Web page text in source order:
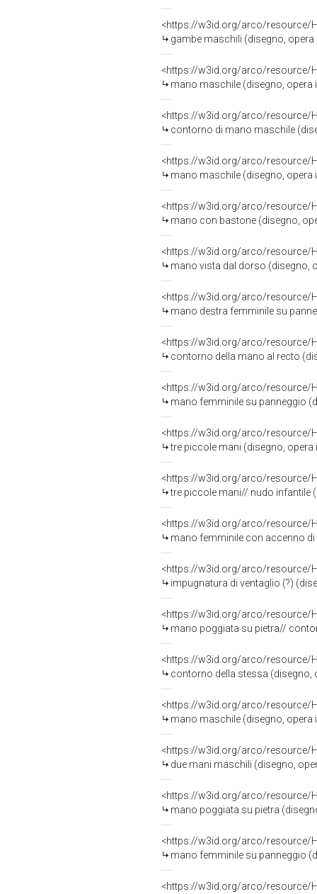
<https://w3id.org/arco/resource/
gambe maschili (disegno, opera
<https://w3id.org/arco/resource/
mano maschile (disegno, opera
<https://w3id.org/arco/resource/
contorno di mano maschile
<https://w3id.org/arco/resource/
mano maschile (disegno, opera
<https://w3id.org/arco/resource/
mano con bastone (disegno,
<https://w3id.org/arco/resource/
mano vista dal dorso (disegno,
<https://w3id.org/arco/resource/
mano destra femminile su
<https://w3id.org/arco/resource/
contorno della mano al recto
<https://w3id.org/arco/resource/
mano femminile su panneggio
<https://w3id.org/arco/resource/
tre piccole mani (disegno, opera
<https://w3id.org/arco/resource/
tre piccole mani// nudo infantile
<https://w3id.org/arco/resource/
mano femminile con accenno di
<https://w3id.org/arco/resource/
impugnatura di ventaglio (?)
<https://w3id.org/arco/resource/
mano poggiata su pietra//
<https://w3id.org/arco/resource/
contorno della stessa (disegno,
<https://w3id.org/arco/resource/
mano maschile (disegno, opera
<https://w3id.org/arco/resource/
due mani maschili (disegno,
<https://w3id.org/arco/resource/
mano poggiata su pietra
<https://w3id.org/arco/resource/
mano femminile su panneggio
<https://w3id.org/arco/resource/